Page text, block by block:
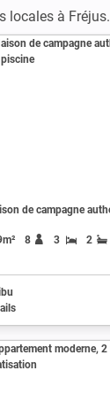
locales à Fréjus.
8 3 2